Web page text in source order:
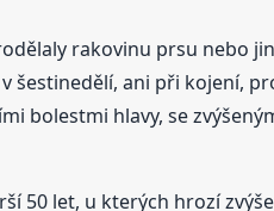
rakovinu prsu nebo
šestinedělí, ani při kojení,
bolestmi hlavy, se
50 let, u kterých hrozí